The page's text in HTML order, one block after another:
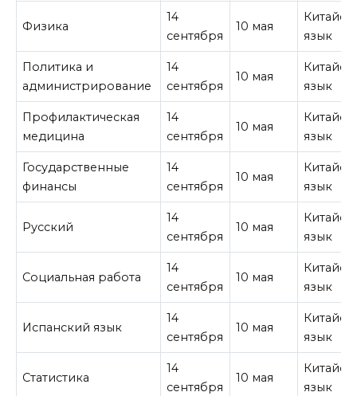
Физика
14
сентября
10 мая
язык
Политика и
администрирование
14
сентября
10 мая
язык
Профилактическая
медицина
14
сентября
10 мая
язык
Государственные
финансы
14
сентября
10 мая
язык
Русский
14
сентября
10 мая
язык
Социальная работа
14
сентября
10 мая
язык
Испанский язык
14
сентября
10 мая
язык
Статистика
14
сентября
10 мая
язык